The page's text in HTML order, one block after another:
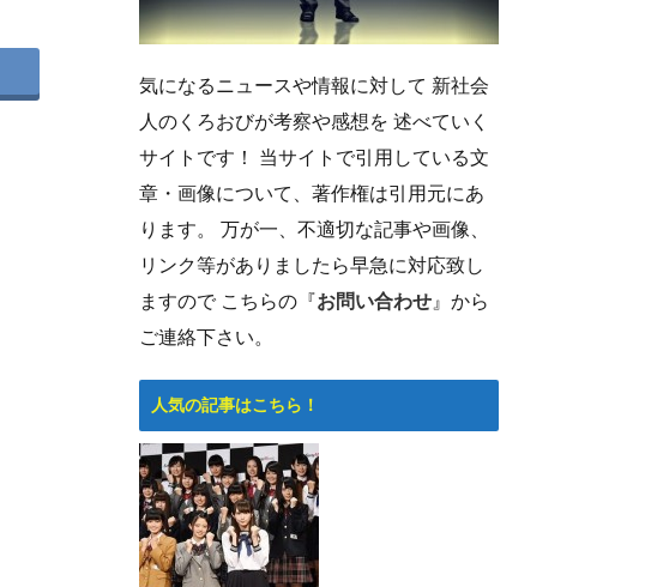
気になるニュースや情報に対して 新社会
人のくろおびが考察や感想を 述べていく
サイトです！ 当サイトで引用している文
章・画像について、著作権は引用元にあ
ります。 万が一、不適切な記事や画像、
リンク等がありましたら早急に対応致し
ますので こちらの『お問い合わせ 』から
ご連絡下さい。
人気の記事はこちら！